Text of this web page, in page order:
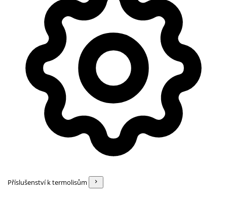
Příslušenství k termolisům